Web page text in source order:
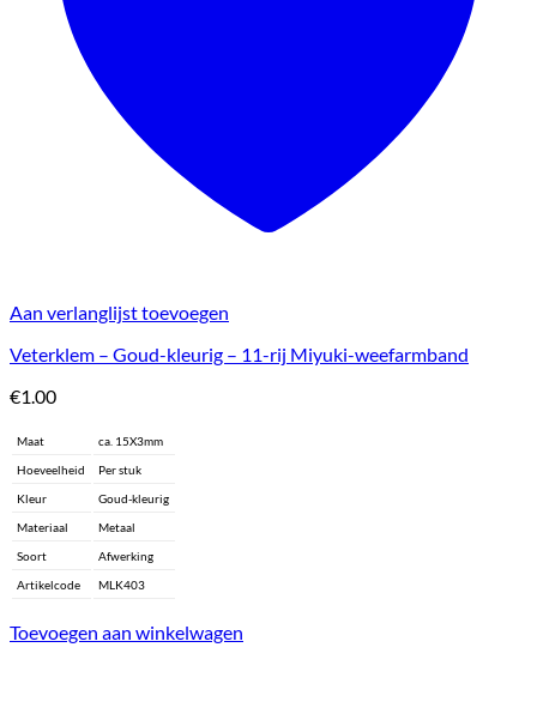
Aan verlanglijst toevoegen
Veterklem – Goud-kleurig – 11-rij Miyuki-weefarmband
€1.00
Maat
ca. 15X3mm
Hoeveelheid
Per stuk
Kleur
Goud-kleurig
Materiaal
Metaal
Soort
Afwerking
Artikelcode
MLK403
Toevoegen aan winkelwagen